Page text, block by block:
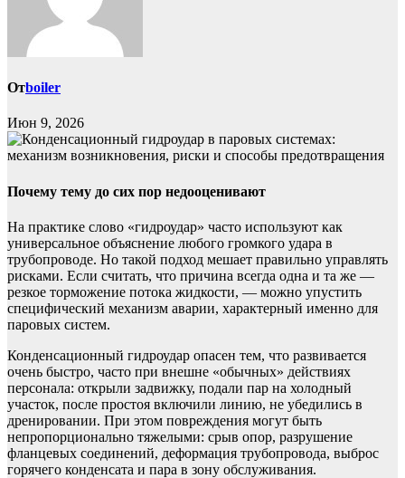
Отboiler
Июн 9, 2026
Почему тему до сих пор недооценивают
На практике слово «гидроудар» часто используют как
универсальное объяснение любого громкого удара в
трубопроводе. Но такой подход мешает правильно управлять
рисками. Если считать, что причина всегда одна и та же —
резкое торможение потока жидкости, — можно упустить
специфический механизм аварии, характерный именно для
паровых систем.
Конденсационный гидроудар опасен тем, что развивается
очень быстро, часто при внешне «обычных» действиях
персонала: открыли задвижку, подали пар на холодный
участок, после простоя включили линию, не убедились в
дренировании. При этом повреждения могут быть
непропорционально тяжелыми: срыв опор, разрушение
фланцевых соединений, деформация трубопровода, выброс
горячего конденсата и пара в зону обслуживания.